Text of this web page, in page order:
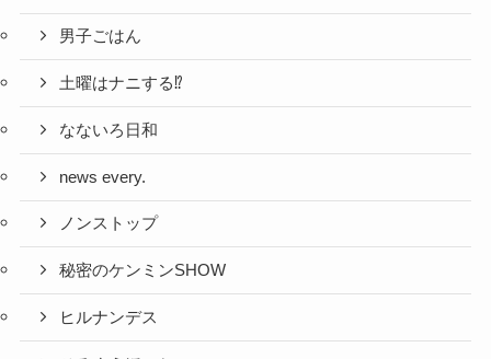
男子ごはん
土曜はナニする⁉
なないろ日和
news every.
ノンストップ
秘密のケンミンSHOW
ヒルナンデス